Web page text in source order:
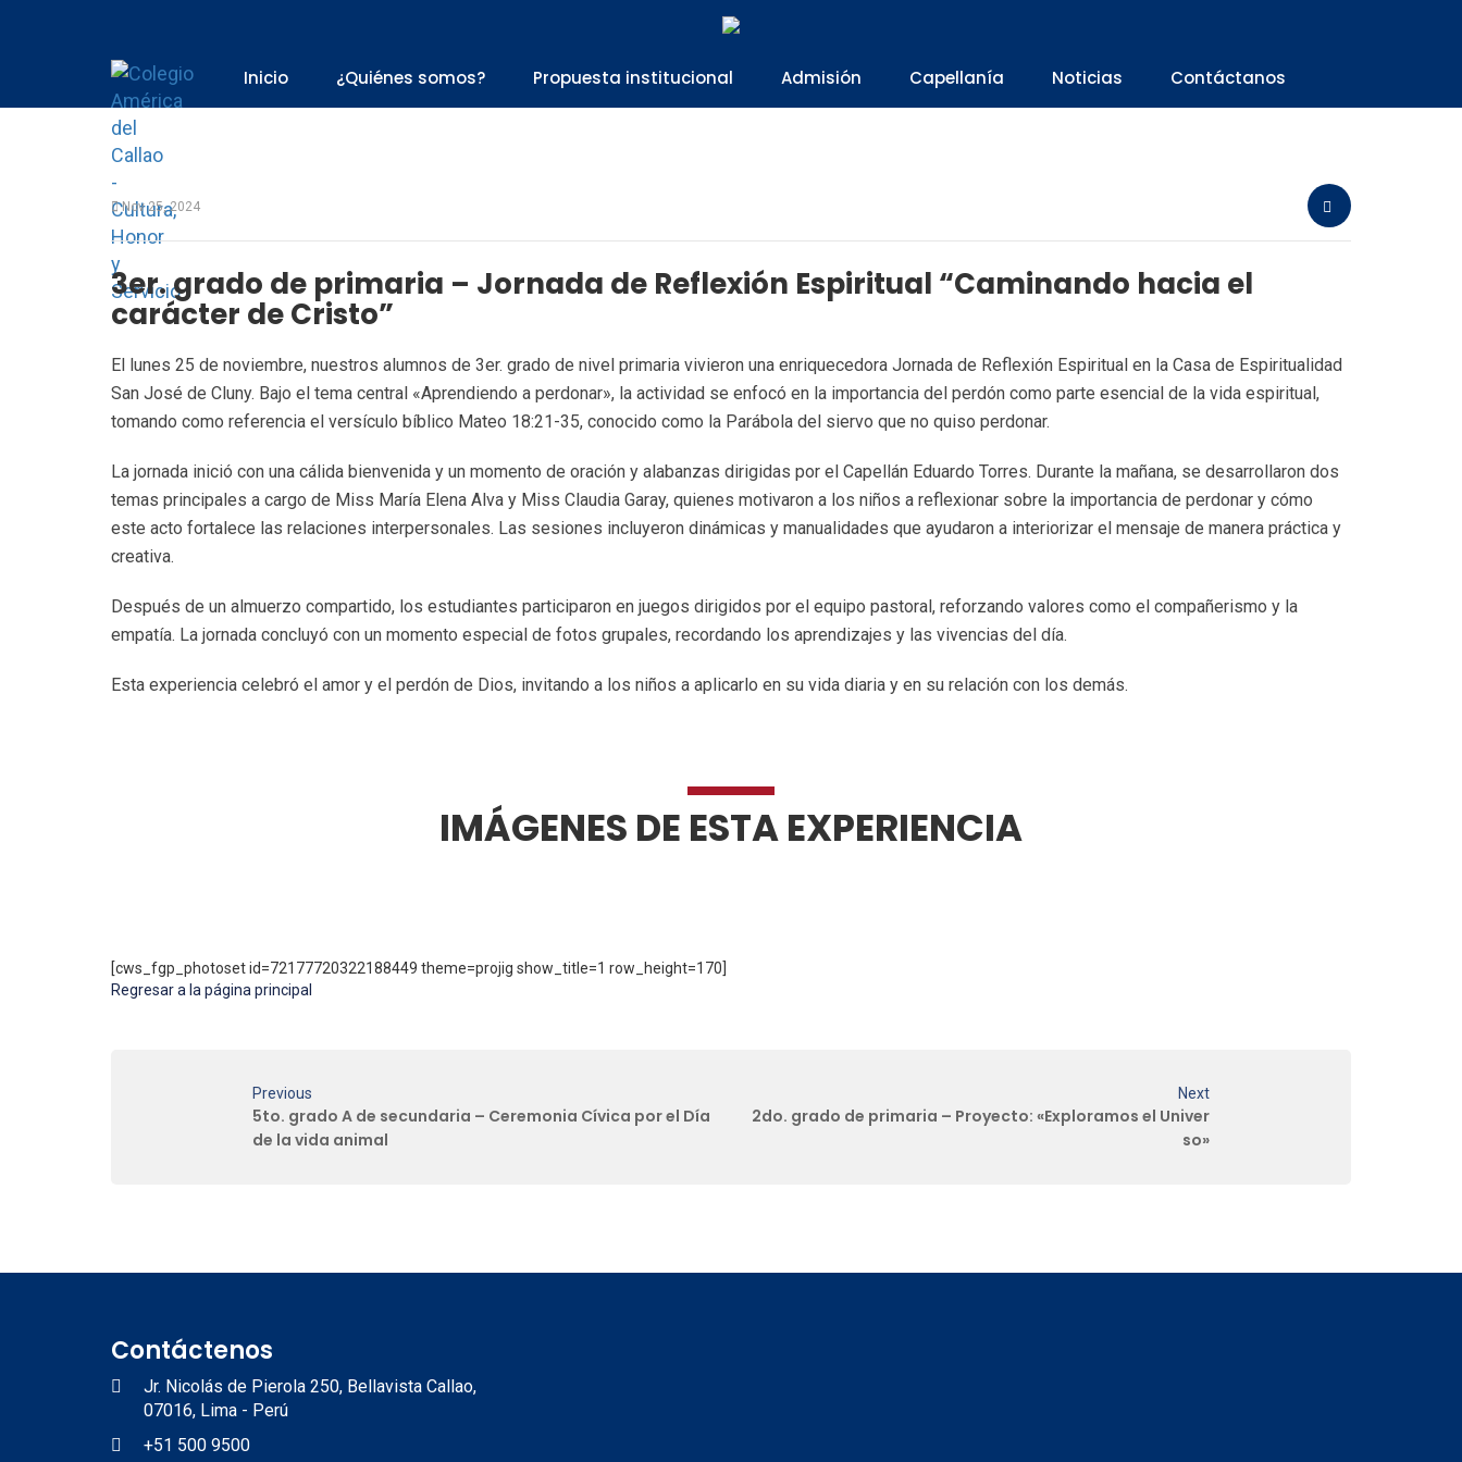
Inicio ¿Quiénes somos? Propuesta institucional Admisión Capellanía Noticias Contáctanos
Nov 25, 2024
3er. grado de primaria – Jornada de Reflexión Espiritual “Caminando hacia el
carácter de Cristo”
El lunes 25 de noviembre, nuestros alumnos de 3er. grado de nivel primaria vivieron una enriquecedora Jornada de Reflexión Espiritual en la Casa de Espiritualidad
San José de Cluny. Bajo el tema central «Aprendiendo a perdonar», la actividad se enfocó en la importancia del perdón como parte esencial de la vida espiritual,
tomando como referencia el versículo bíblico Mateo 18:21-35, conocido como la Parábola del siervo que no quiso perdonar.
La jornada inició con una cálida bienvenida y un momento de oración y alabanzas dirigidas por el Capellán Eduardo Torres. Durante la mañana, se desarrollaron dos
temas principales a cargo de Miss María Elena Alva y Miss Claudia Garay, quienes motivaron a los niños a reflexionar sobre la importancia de perdonar y cómo
este acto fortalece las relaciones interpersonales. Las sesiones incluyeron dinámicas y manualidades que ayudaron a interiorizar el mensaje de manera práctica y
creativa.
Después de un almuerzo compartido, los estudiantes participaron en juegos dirigidos por el equipo pastoral, reforzando valores como el compañerismo y la
empatía. La jornada concluyó con un momento especial de fotos grupales, recordando los aprendizajes y las vivencias del día.
Esta experiencia celebró el amor y el perdón de Dios, invitando a los niños a aplicarlo en su vida diaria y en su relación con los demás.
IMÁGENES DE ESTA EXPERIENCIA
[cws_fgp_photoset id=72177720322188449 theme=projig show_title=1 row_height=170]
Regresar a la página principal
Previous
5to. grado A de secundaria – Ceremonia Cívica por el Día
de la vida animal
Next
2do. grado de primaria – Proyecto: «Exploramos el Univer
so»
Contáctenos
Jr. Nicolás de Pierola 250, Bellavista Callao,
07016, Lima - Perú
+51 500 9500